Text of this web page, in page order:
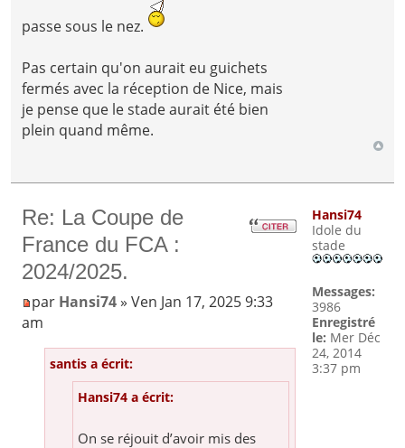
passe sous le nez.
Pas certain qu'on aurait eu guichets
fermés avec la réception de Nice, mais
je pense que le stade aurait été bien
plein quand même.
Re: La Coupe de
France du FCA :
2024/2025.
par Hansi74» Ven Jan 17, 2025 9:33
am
santis a écrit:
Hansi74 a écrit:
On se réjouit d’avoir mis des
Hansi74
Idole du
stade
Messages:
3986
Enregistré
le: Mer Déc
24, 2014
3:37 pm